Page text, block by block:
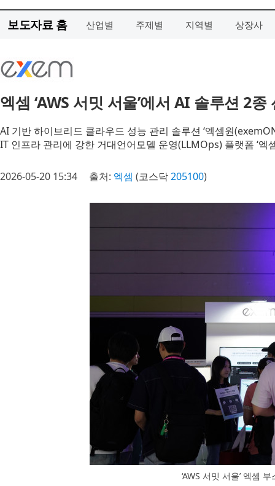
보도자료 홈 산업별 주제별 지역별 상장사
엑셈 ‘AWS 서밋 서울’에서 AI 솔루션 2종
AI 기반 하이브리드 클라우드 성능 관리 솔루션 ‘엑셈원
IT 인프라 관리에 강한 거대언어모델 운영(LLMOps) 플랫폼 ‘엑
2026-05-20 15:34 출처: 엑셈 (코스닥205100)
‘AWS 서밋 서울’ 엑셈